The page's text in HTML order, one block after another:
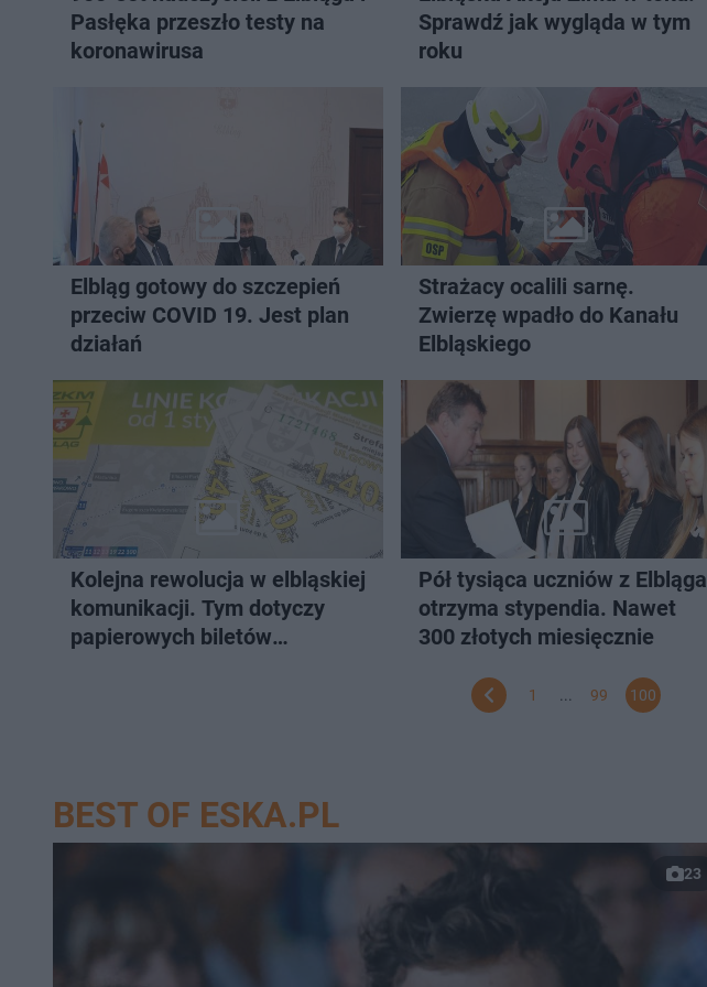
Pasłęka przeszło testy na
koronawirusa
Sprawdź jak wygląda w tym
roku
Elbląg gotowy do szczepień
przeciw COVID 19. Jest plan
działań
Strażacy ocalili sarnę.
Zwierzę wpadło do Kanału
Elbląskiego
Kolejna rewolucja w elbląskiej
komunikacji. Tym dotyczy
papierowych biletów
Pół tysiąca uczniów z Elbląga
otrzyma stypendia. Nawet
300 złotych miesięcznie
1 99 100
BEST OF ESKA.PL
23